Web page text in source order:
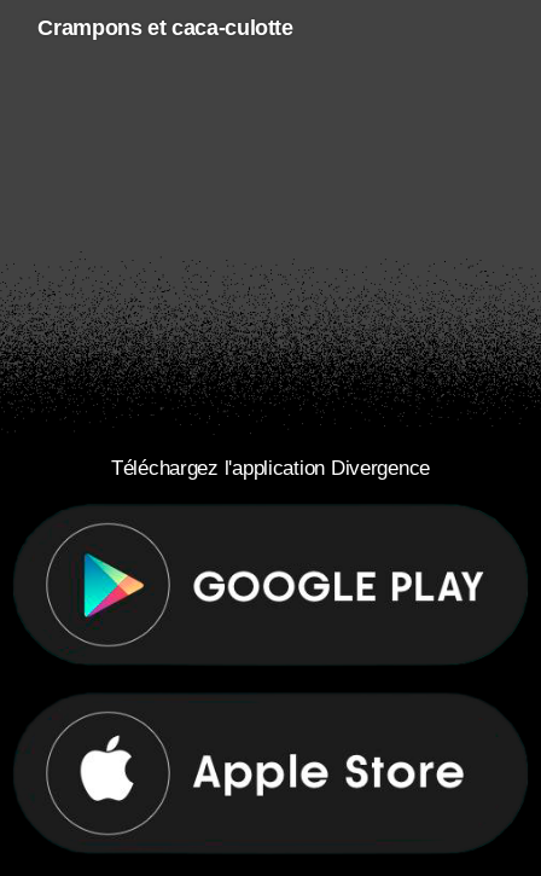
Crampons et caca-culotte
Téléchargez l'application Divergence